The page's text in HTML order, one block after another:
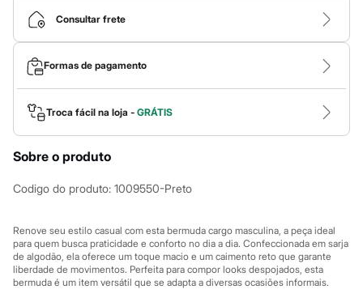
Bolsas
Bonés e Chapéus
Bijoux
Cintos
Óculos
Relógios
Calçados
Botas
Chinelos
Rasteirinhas
Sandálias
Sapatilhas
Tênis
City
Clock House
Mindset
Sawary
Yessica
Consultar frete
Formas de pagamento
Troca fácil na loja - GRÁTIS
Sobre o produto
Codigo do produto: 1009550-Preto
Renove seu estilo casual com esta bermuda cargo masculina, a peça ideal
para quem busca praticidade e conforto no dia a dia. Confeccionada em sarja
de algodão, ela oferece um toque macio e um caimento reto que garante
liberdade de movimentos. Perfeita para compor looks despojados, esta
bermuda é um item versátil que se adapta a diversas ocasiões informais.